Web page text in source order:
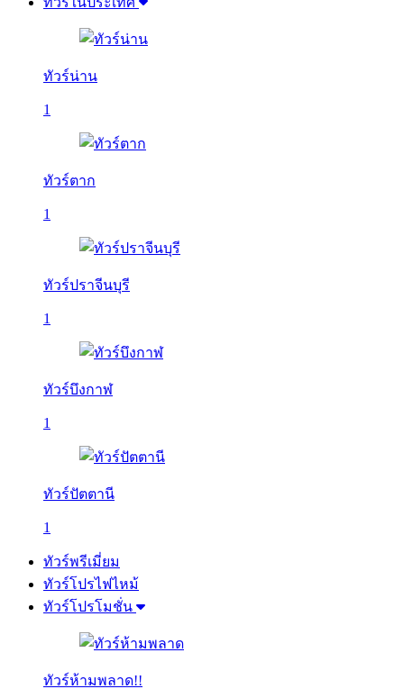
ทัวร์น่าน
1
ทัวร์ตาก
1
ทัวร์ปราจีนบุรี
1
ทัวร์บึงกาฬ
1
ทัวร์ปัตตานี
1
ทัวร์พรีเมี่ยม
ทัวร์โปรไฟไหม้
ทัวร์โปรโมชั่น
ทัวร์ห้ามพลาด!!